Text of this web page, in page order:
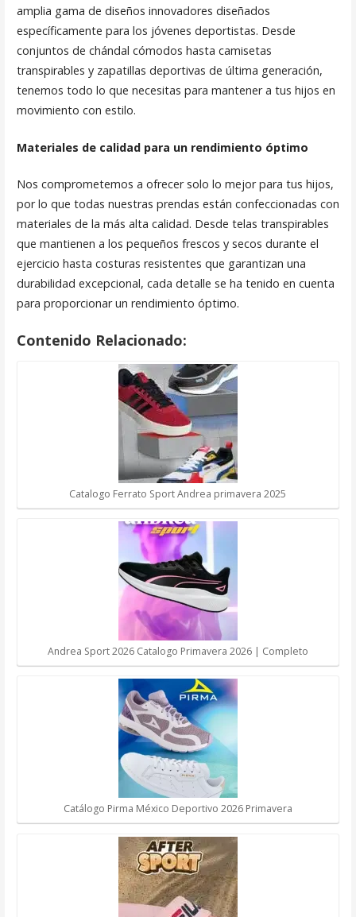
amplia gama de diseños innovadores diseñados
específicamente para los jóvenes deportistas. Desde
conjuntos de chándal cómodos hasta camisetas
transpirables y zapatillas deportivas de última generación,
tenemos todo lo que necesitas para mantener a tus hijos en
movimiento con estilo.
Materiales de calidad para un rendimiento óptimo
Nos comprometemos a ofrecer solo lo mejor para tus hijos,
por lo que todas nuestras prendas están confeccionadas con
materiales de la más alta calidad. Desde telas transpirables
que mantienen a los pequeños frescos y secos durante el
ejercicio hasta costuras resistentes que garantizan una
durabilidad excepcional, cada detalle se ha tenido en cuenta
para proporcionar un rendimiento óptimo.
Contenido Relacionado:
Catalogo Ferrato Sport Andrea primavera 2025
Andrea Sport 2026 Catalogo Primavera 2026 | Completo
Catálogo Pirma México Deportivo 2026 Primavera